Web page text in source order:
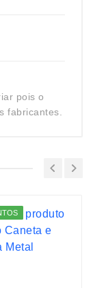
pois o
fabricantes.